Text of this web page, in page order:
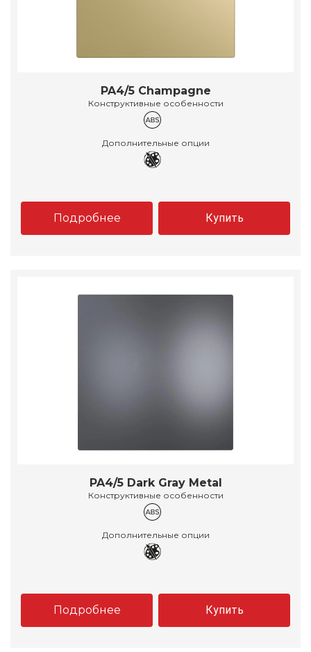
PA4/5 Champagne
Конструктивные особенности
Дополнительные опции
Подробнее Купить
PA4/5 Dark Gray Metal
Конструктивные особенности
Дополнительные опции
Подробнее Купить